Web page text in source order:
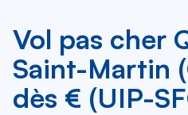
Vol pas cher
Saint-Martin
dès € (UIP-